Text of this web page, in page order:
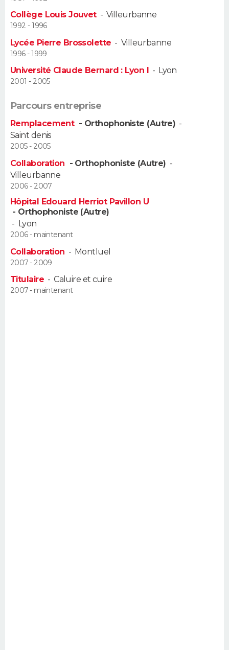
Alimentation
Guide de la santé
Maladies
Médicaments
Sommeil
VOYAGE
Destinations
City break
Voyage nature
Voyage de noces
Forum
Climat
+
PHOTO
GUIDES D'ACHAT
CARTE DE VOEUX
Carte de Noël
Carte Bonne année
Carte Saint-Valentin
Carte Pâques
Carte d'anniversaire
DICTIONNAIRE
Dictionnaire
Biographies
Citations
Expressions
Proverbes
PROGRAMME TV
COPAINS D'AVANT
S'inscrire
Se connecter
Lycées
Collèges
Primaires
Universités
Entreprises
Service militaire
Avis de recherche
AVIS DE DÉCÈS
FORUM
Collège Louis Jouvet-Villeurbanne
1992 - 1996
Lycée Pierre Brossolette - Villeurbanne
1996 - 1999
Université Claude Bernard : Lyon I - Lyon
2001 - 2005
Parcours entreprise
Remplacement - Orthophoniste (Autre) -
Saint denis
2005 - 2005
Collaboration - Orthophoniste (Autre) -
Villeurbanne
2006 - 2007
Hôpital Edouard Herriot Pavillon U
- Orthophoniste (Autre)
- Lyon
2006 - maintenant
Collaboration - Montluel
2007 - 2009
Titulaire-Caluire et cuire
2007 - maintenant